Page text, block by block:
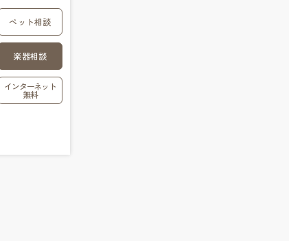
ペット相談
楽器相談
インターネット
無料